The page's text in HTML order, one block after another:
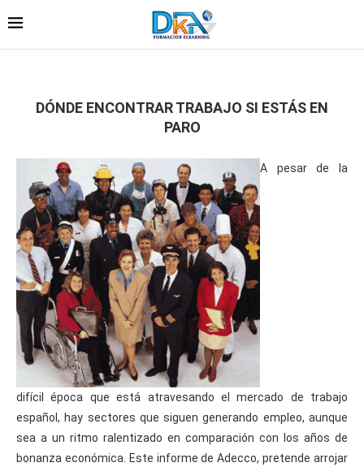
DÓNDE ENCONTRAR TRABAJO SI ESTÁS EN
PARO
A pesar de la
difícil época que está atravesando el mercado de trabajo
español, hay sectores que siguen generando empleo, aunque
sea a un ritmo ralentizado en comparación con los años de
bonanza económica. Este informe de Adecco, pretende arrojar